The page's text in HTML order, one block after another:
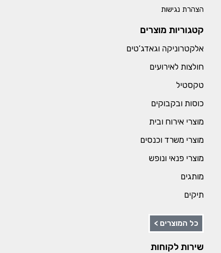
הצהרת נגישות
קטגוריות מוצרים
אלקטרוניקה וגאדג’טים
חולצות לאירועים
טקסטיל
כוסות ובקבוקים
מוצרי אירוח ובית
מוצרי משרד וכנסים
מוצרי פנאי ונופש
מותגים
תיקים
כל המוצרים >
שירות לקוחות